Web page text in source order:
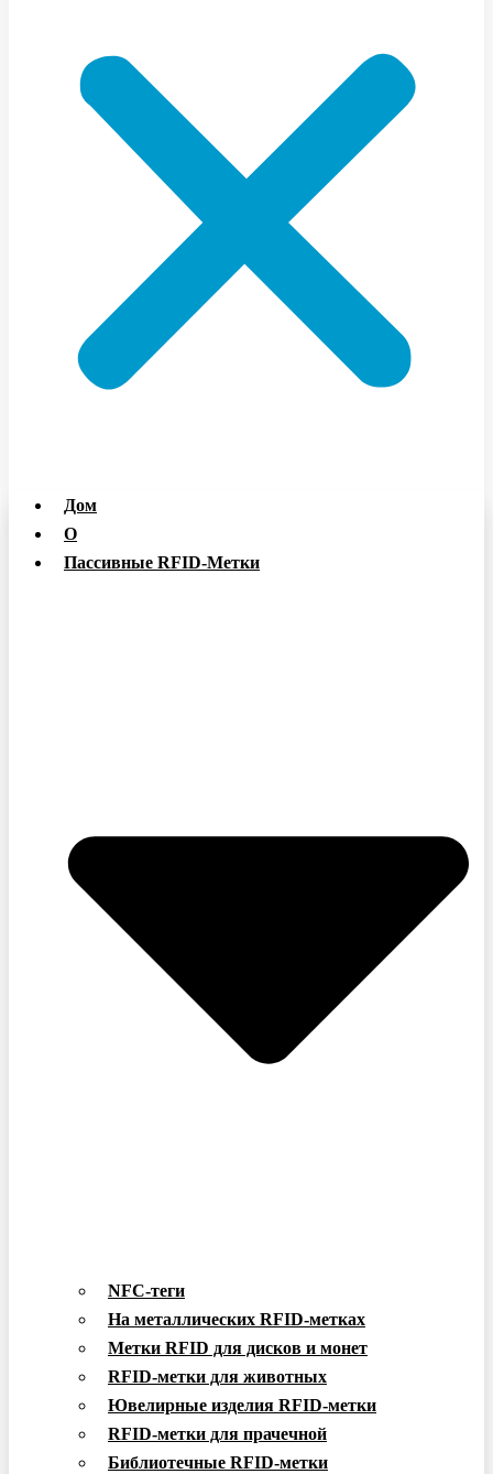
Дом
О
Пассивные RFID-Метки
NFC-теги
На металлических RFID-метках
Метки RFID для дисков и монет
RFID-метки для животных
Ювелирные изделия RFID-метки
RFID-метки для прачечной
Библиотечные RFID-метки